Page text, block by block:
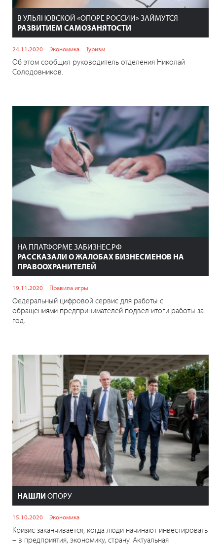
В УЛЬЯНОВСКОЙ «ОПОРЕ РОССИИ» ЗАЙМУТСЯ
РАЗВИТИЕМ САМОЗАНЯТОСТИ
24.11.2020 Экономика Туризм
Об этом сообщил руководитель отделения Николай
Солодовников.
НА ПЛАТФОРМЕ ЗАБИЗНЕС.РФ
РАССКАЗАЛИ О ЖАЛОБАХ БИЗНЕСМЕНОВ НА
ПРАВООХРАНИТЕЛЕЙ
19.11.2020 Правила игры
Федеральный цифровой сервис для работы с
обращениями предпринимателей подвел итоги работы за
год.
НАШЛИ ОПОРУ
15.10.2020 Экономика
Кризис заканчивается, когда люди начинают инвестировать
– в предприятия, экономику, страну. Актуальная